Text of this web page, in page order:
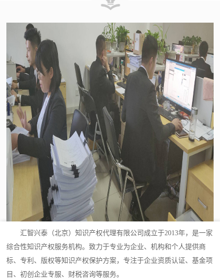
汇智兴泰（北京）知识产权代理有限公司成立于2013年，是一家
综合性知识产权服务机构。致力于专业为企业、机构和个人提供商
标、专利、版权等知识产权保护方案，专注于企业资质认证、基金项
目、初创企业专服、财税咨询等服务。